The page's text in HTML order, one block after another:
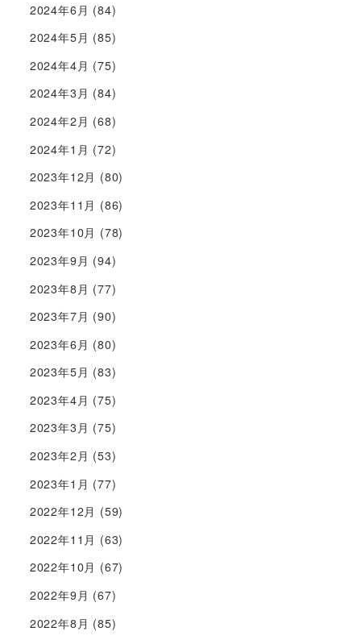
2024年6月 (84)
2024年5月 (85)
2024年4月 (75)
2024年3月 (84)
2024年2月 (68)
2024年1月 (72)
2023年12月 (80)
2023年11月 (86)
2023年10月 (78)
2023年9月 (94)
2023年8月 (77)
2023年7月 (90)
2023年6月 (80)
2023年5月 (83)
2023年4月 (75)
2023年3月 (75)
2023年2月 (53)
2023年1月 (77)
2022年12月 (59)
2022年11月 (63)
2022年10月 (67)
2022年9月 (67)
2022年8月 (85)